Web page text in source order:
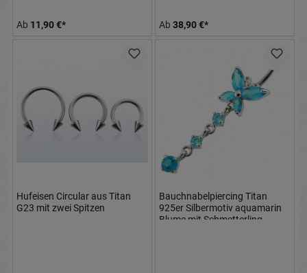
Ab 11,90 €* Ab 38,90 €*
Hufeisen Circular aus Titan
G23 mit zwei Spitzen
Bauchnabelpiercing Titan
925er Silbermotiv aquamarin
Blume mit Schmetterling